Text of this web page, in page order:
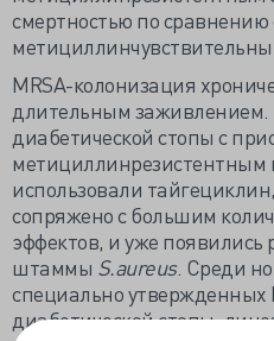
смертностью по сравнению
MRSA-колонизация
длительным
диабетической стопы с
использовали
сопряжено с большим
эффектов, и уже появились
штаммы S.aureus. Среди
специально утвержденных
диабетической стопы,